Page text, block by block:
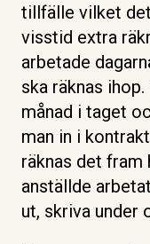
tillfälle vilket
visstid extra
arbetade
ska räknas
månad i taget
man in i
räknas det fram
anställde
ut, skriva under